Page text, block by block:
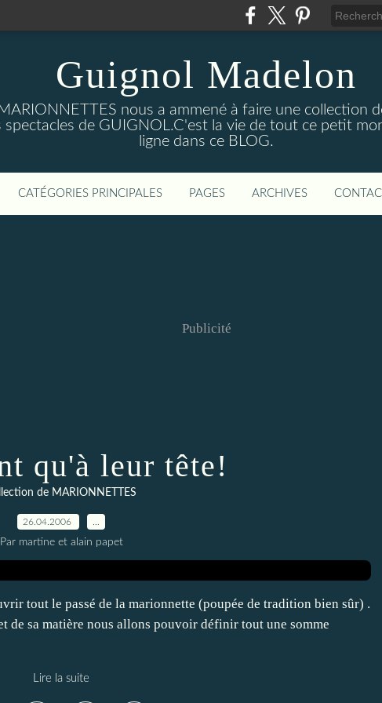
Guignol Madelon
nous a ammené à faire une collection
spectacles de GUIGNOL.C'est la vie de tout ce petit
ligne dans ce BLOG.
CATÉGORIES PRINCIPALES PAGES ARCHIVES
Publicité
qu'à leur tête!
de MARIONNETTES
26.04.2006
Par martine et alain papet
tout le passé de la marionnette (poupée de tradition bien sûr) .
de sa matière nous allons pouvoir définir tout une somme
Lire la suite